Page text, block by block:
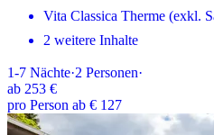
Vita Classica Therme (exkl.
2 weitere Inhalte
1-7 Nächte·2 Personen·
ab 253 €
pro Person ab € 127